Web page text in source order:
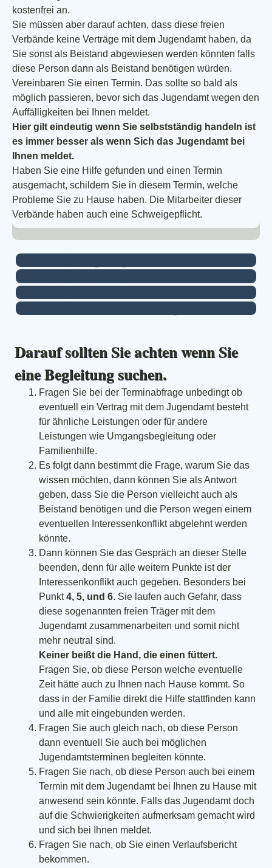
kostenfrei an.
Sie müssen aber darauf achten, dass diese freien
Verbände keine Verträge mit dem Jugendamt haben, da
Sie sonst als Beistand abgewiesen werden könnten falls
diese Person dann als Beistand benötigen würden.
Vereinbaren Sie einen Termin. Das sollte so bald als
möglich passieren, bevor sich das Jugendamt wegen den
Auffälligkeiten bei Ihnen meldet.
Hier gilt eindeutig wenn Sie selbstständig handeln ist
es immer besser als wenn Sich das Jugendamt bei
Ihnen meldet.
Haben Sie eine Hilfe gefunden und einen Termin
ausgemacht, schildern Sie in diesem Termin, welche
Probleme Sie zu Hause haben. Die Mitarbeiter dieser
Verbände haben auch eine Schweigepflicht.
Darauf sollten Sie achten wenn Sie
eine Begleitung suchen.
Fragen Sie bei der Terminabfrage unbedingt ob
eventuell ein Vertrag mit dem Jugendamt besteht
für ähnliche Leistungen oder für andere
Leistungen wie Umgangsbegleitung oder
Familienhilfe.
Es folgt dann bestimmt die Frage, warum Sie das
wissen möchten, dann können Sie als Antwort
geben, dass Sie die Person vielleicht auch als
Beistand benötigen und die Person wegen einem
eventuellen Interessenkonflikt abgelehnt werden
könnte.
Dann können Sie das Gespräch an dieser Stelle
beenden, denn für alle weitern Punkte ist der
Interessenkonflikt auch gegeben. Besonders bei
Punkt4, 5, und 6. Sie laufen auch Gefahr, dass
diese sogenannten freien Träger mit dem
Jugendamt zusammenarbeiten und somit nicht
mehr neutral sind.
Keiner beißt die Hand, die einen füttert.
Fragen Sie, ob diese Person welche eventuelle
Zeit hätte auch zu Ihnen nach Hause kommt. So
dass in der Familie direkt die Hilfe stattfinden kann
und alle mit eingebunden werden.
Fragen Sie auch gleich nach, ob diese Person
dann eventuell Sie auch bei möglichen
Jugendamtsterminen begleiten könnte.
Fragen Sie nach, ob diese Person auch bei einem
Termin mit dem Jugendamt bei Ihnen zu Hause mit
anwesend sein könnte. Falls das Jugendamt doch
auf die Schwierigkeiten aufmerksam gemacht wird
und sich bei Ihnen meldet.
Fragen Sie nach, ob Sie einen Verlaufsbericht
bekommen.